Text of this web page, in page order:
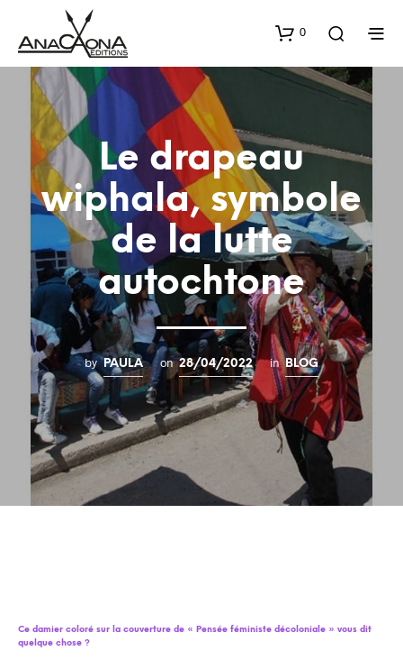
0
Le drapeau
wiphala, symbole
de la lutte
autochtone
by PAULA on 28/04/2022 in BLOG
Ce damier coloré sur la couverture de « Pensée féministe décoloniale » vous dit
quelque chose ?